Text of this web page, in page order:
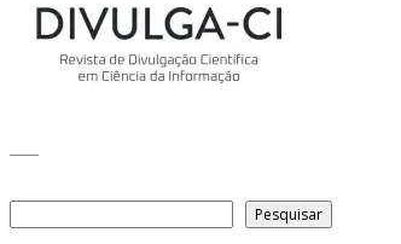
Pesquisar